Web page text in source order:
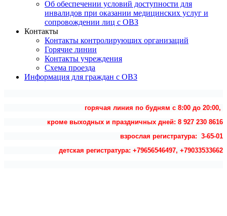
Об обеспечении условий доступности для
инвалидов при оказании медицинских услуг и
сопровождении лиц с ОВЗ
Контакты
Контакты контролирующих организаций
Горячие линии
Контакты учреждения
Схема проезда
Информация для граждан с ОВЗ
горячая линия по будням с 8:00 до 20:00,
кроме выходных и праздничных дней: 8 927 230 8616
взрослая регистратура: 3-65-01
детская регистратура: +79656546497, +79033533662